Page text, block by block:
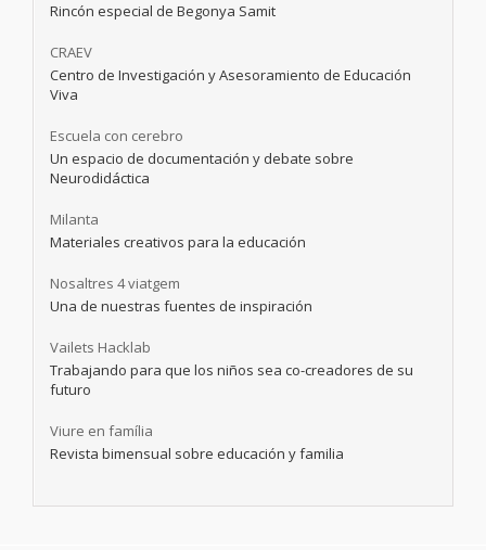
Rincón especial de Begonya Samit
CRAEV
Centro de Investigación y Asesoramiento de Educación
Viva
Escuela con cerebro
Un espacio de documentación y debate sobre
Neurodidáctica
Milanta
Materiales creativos para la educación
Nosaltres 4 viatgem
Una de nuestras fuentes de inspiración
Vailets Hacklab
Trabajando para que los niños sea co-creadores de su
futuro
Viure en família
Revista bimensual sobre educación y familia